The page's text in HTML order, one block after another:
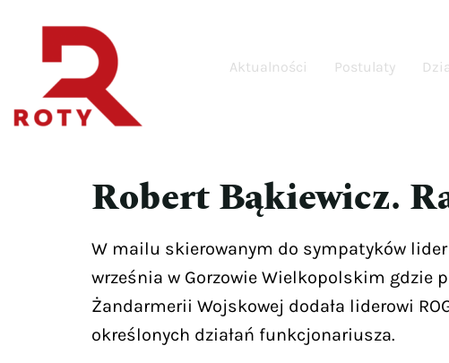
Aktualności Postulaty
Robert Bąkiewicz.
W mailu skierowanym do sympatyków lider
września w Gorzowie Wielkopolskim gdzie
Żandarmerii Wojskowej dodała liderowi
określonych działań funkcjonariusza.